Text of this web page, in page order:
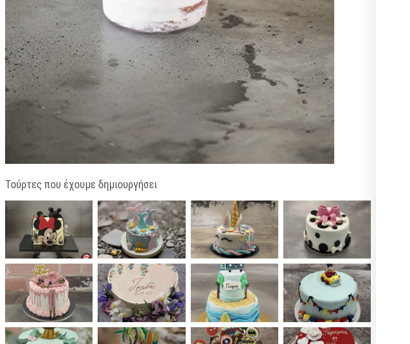
Τούρτες που έχουμε δημιουργήσει